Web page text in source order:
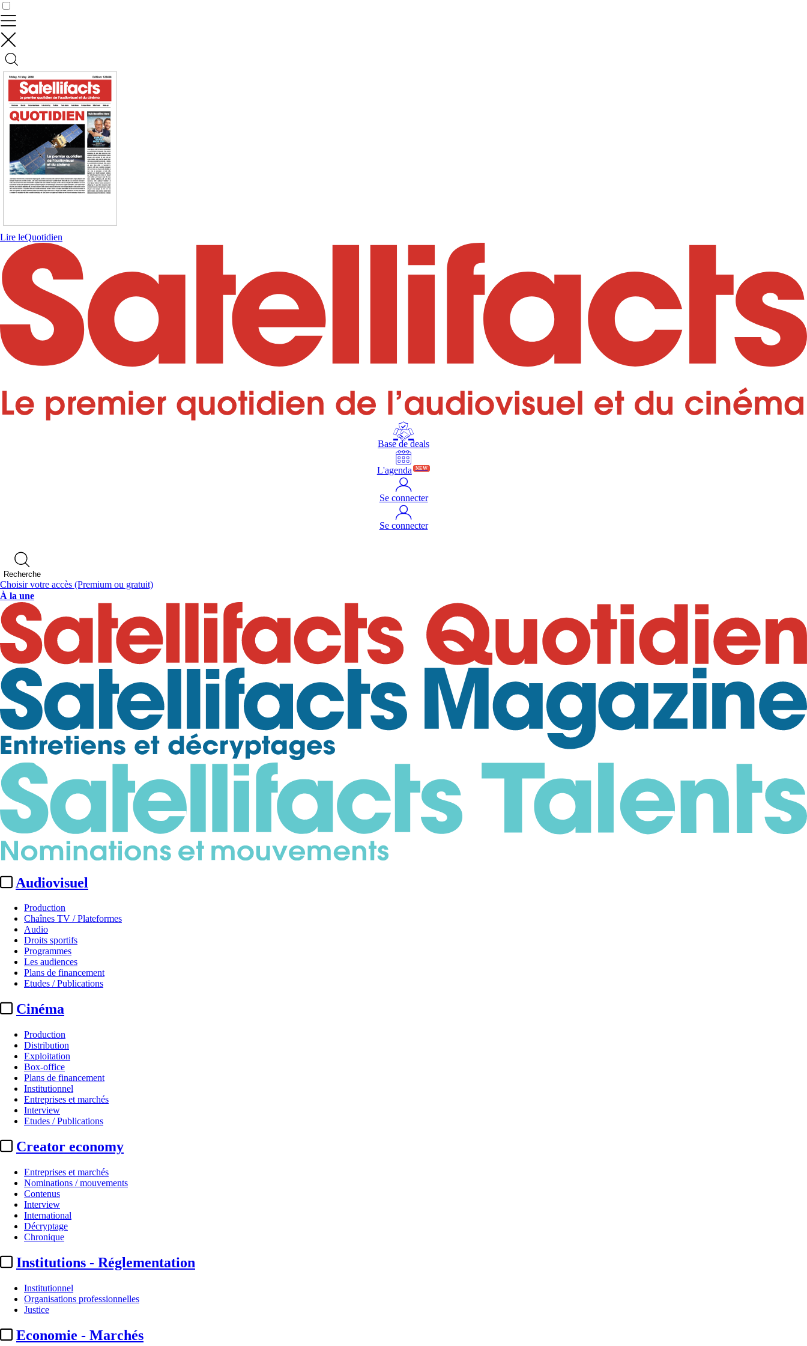
Lire leQuotidien
Base de deals
L'agenda NEW
Se connecter
Se connecter
Recherche
Choisir votre accès (Premium ou gratuit)
À la une
Audiovisuel
Production
Chaînes TV / Plateformes
Audio
Droits sportifs
Programmes
Les audiences
Plans de financement
Etudes / Publications
Cinéma
Production
Distribution
Exploitation
Box-office
Plans de financement
Institutionnel
Entreprises et marchés
Interview
Etudes / Publications
Creator economy
Entreprises et marchés
Nominations / mouvements
Contenus
Interview
International
Décryptage
Chronique
Institutions - Réglementation
Institutionnel
Organisations professionnelles
Justice
Economie - Marchés
Les audiences
Audiences 02/07/2026 :
Actualité n° 350604| Publié le 03 juil. 2026 09:28
...
Contrôler vos données